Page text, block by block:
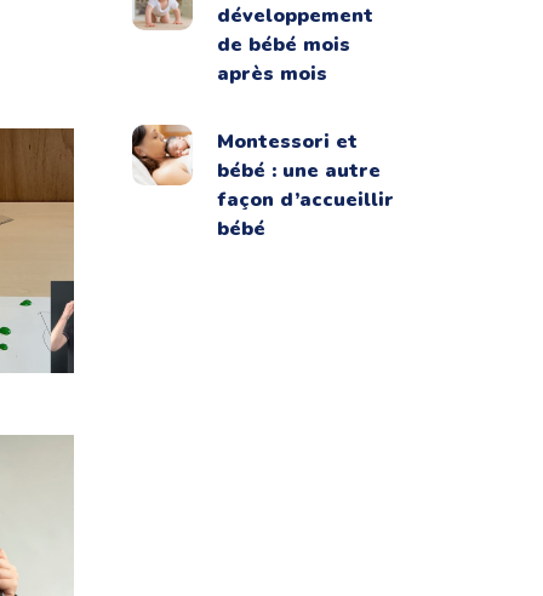
développement
de bébé mois
après mois
Montessori et
bébé : une autre
façon d’accueillir
bébé